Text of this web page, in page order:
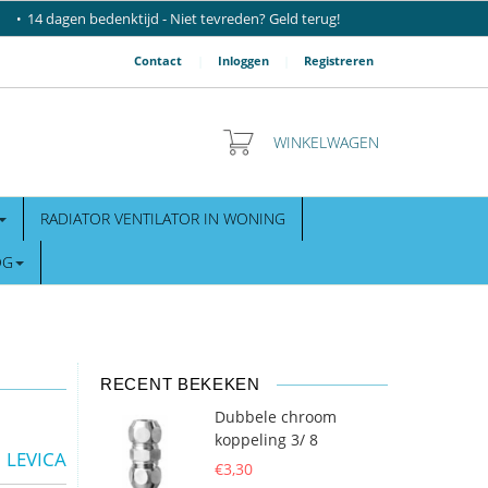
14 dagen bedenktijd - Niet tevreden? Geld terug!
Contact Inloggen Registreren
WINKELWAGEN
RADIATOR VENTILATOR IN WONING
LEVICA
RECENT BEKEKEN
Dubbele chroom
koppeling 3/ 8
€3,30